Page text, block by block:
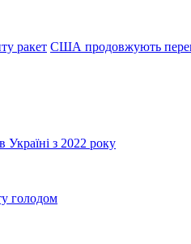
ракет США продовжують
з 2022 року
голодом